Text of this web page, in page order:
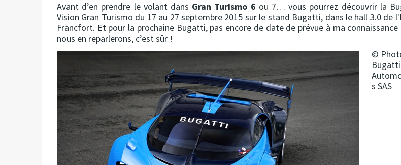
Avant d’en prendre le volant dans Gran Turismo 6 ou 7… vous pourrez découvrir la
Vision Gran Turismo du 17 au 27 septembre 2015 sur le stand Bugatti, dans le hall 3.0 de
Francfort. Et pour la prochaine Bugatti, pas encore de date de prévue à ma connaissance
nous en reparlerons, c’est sûr !
©
Bugatti
s SAS